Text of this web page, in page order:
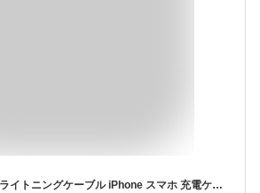
【楽天5年連続1位】 ライトニングケーブル iPhone スマホ 充電ケーブル Lightning PDケーブル TYPE-C USB-IF認証 充電器 純正 アップル apple認証品 MFi認証 2.4A 急速充電 USB2.0 USB3.1 USB4.0 Gen2 純正品質 50cm 1m 1.5m 2m 3m 耐久 丈夫 タフ 細い 長期保証 送料無料